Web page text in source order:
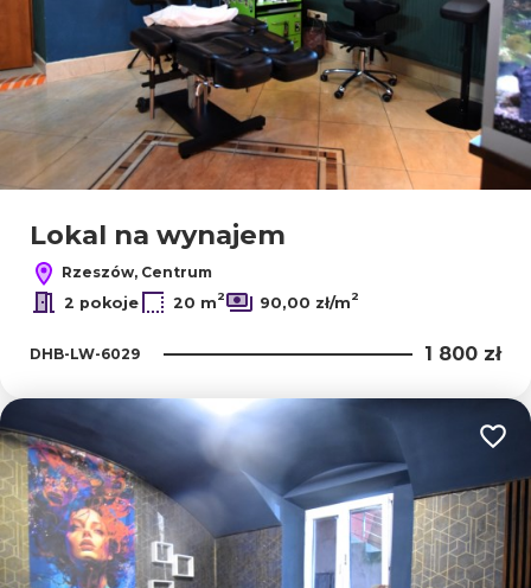
Lokal na wynajem
Rzeszów, Centrum
2 pokoje
20 m2 90,00 zł/m2
DHB-LW-6029 1 800 zł